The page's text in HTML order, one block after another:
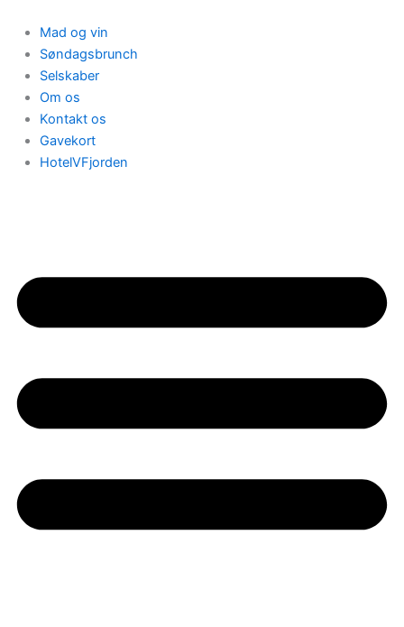
indholdet
Mad og vin
Søndagsbrunch
Selskaber
Om os
Kontakt os
Gavekort
HotelVFjorden